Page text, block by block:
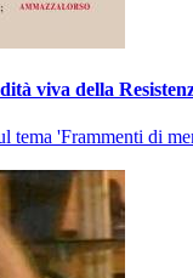
viva della
tema 'Frammenti di